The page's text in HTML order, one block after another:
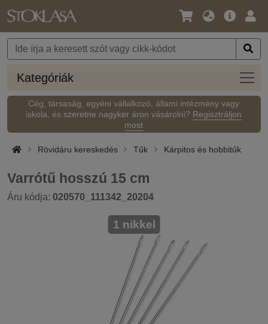
Nyelv
Pénznem
Fő
Kategóriák
Cég, társaság, egyéni vállalkozó, állami intézmény vagy
iskola, és szeretne nagyker áron vásárolni? Regisztráljon
most
Rövidáru kereskedés Tűk Kárpitos és hobbitűk
Varrótű hosszú 15 cm
Áru kódja: 020570_111342_20204
1 nikkel